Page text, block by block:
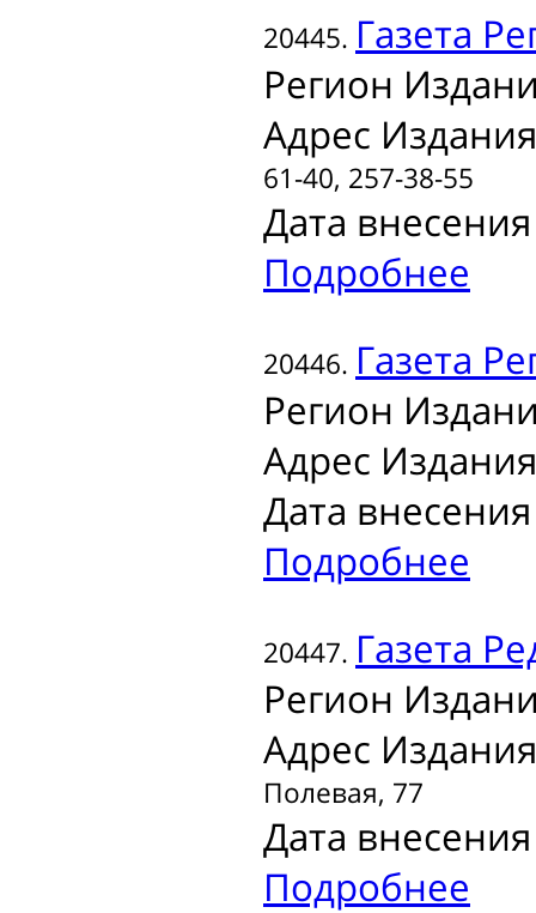
20445. Газета
Регион
Адрес
61-40, 257-38-55
Дата
Подробнее
20446. Газета
Регион
Адрес
Дата
Подробнее
20447. Газета
Регион
Адрес
Полевая, 77
Дата
Подробнее